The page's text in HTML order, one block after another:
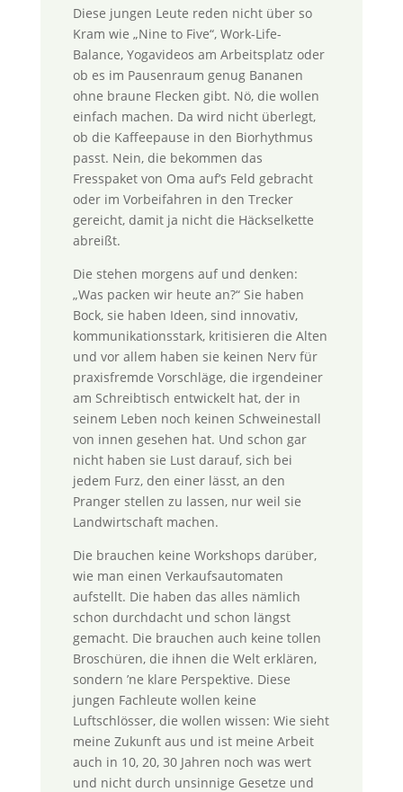
Diese jungen Leute reden nicht über so
Kram wie „Nine to Five“, Work-Life-
Balance, Yogavideos am Arbeitsplatz oder
ob es im Pausenraum genug Bananen
ohne braune Flecken gibt. Nö, die wollen
einfach machen. Da wird nicht überlegt,
ob die Kaffeepause in den Biorhythmus
passt. Nein, die bekommen das
Fresspaket von Oma auf’s Feld gebracht
oder im Vorbeifahren in den Trecker
gereicht, damit ja nicht die Häckselkette
abreißt.
Die stehen morgens auf und denken:
„Was packen wir heute an?“ Sie haben
Bock, sie haben Ideen, sind innovativ,
kommunikationsstark, kritisieren die Alten
und vor allem haben sie keinen Nerv für
praxisfremde Vorschläge, die irgendeiner
am Schreibtisch entwickelt hat, der in
seinem Leben noch keinen Schweinestall
von innen gesehen hat. Und schon gar
nicht haben sie Lust darauf, sich bei
jedem Furz, den einer lässt, an den
Pranger stellen zu lassen, nur weil sie
Landwirtschaft machen.
Die brauchen keine Workshops darüber,
wie man einen Verkaufsautomaten
aufstellt. Die haben das alles nämlich
schon durchdacht und schon längst
gemacht. Die brauchen auch keine tollen
Broschüren, die ihnen die Welt erklären,
sondern ’ne klare Perspektive. Diese
jungen Fachleute wollen keine
Luftschlösser, die wollen wissen: Wie sieht
meine Zukunft aus und ist meine Arbeit
auch in 10, 20, 30 Jahren noch was wert
und nicht durch unsinnige Gesetze und